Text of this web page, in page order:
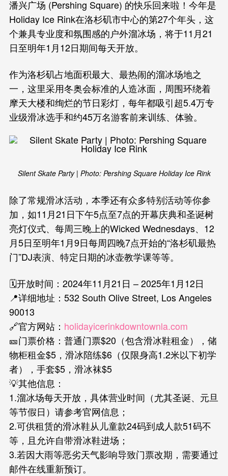
潘兴广场 (Pershing Square) 的快乐回来啦！今年是
Holiday Ice Rink在洛杉矶市中心的第27个年头，这
个兼具专业度和氛围感的户外溜冰场，将于11月21
日至明年1月12日期间每天开放。
作为洛杉矶占地面积最大、最热闹的溜冰场地之
一，这里采用冬奥会标准的人造冰面，周围环绕着
摩天大楼和绚烂的节日彩灯，每年都吸引超5.4万专
业级滑冰选手和约45万名游客前来训练、体验。
Silent Skate Party | Photo: Pershing Square Holiday Ice Rink
除了常规滑冰活动，本季还有众多特别活动等你参
加，如11月21日下午5点至7点的开幕庆典和圣诞树
亮灯仪式、每周三晚上的Wicked Wednesdays、12
月5日至明年1月9日每周四晚7点开始的“洛杉矶最热
门”DJ表演、特定日期的冰壶教学课等等。
🗓️开放时间：2024年11月21日 – 2025年1月12日
📍详细地址：532 South Olive Street, Los Angeles
90013
🔗官方网站： holidayicerinkdowntownla.com
🎫门票价格：普通门票$20（包含滑冰鞋租金），储
物柜租金$5，滑冰陪练$6（仅限身高1.2米以下初学
者），手套$5，滑冰袜$5
💡其他信息：
1.溜冰场每天开放，具体营业时间（尤其圣诞、元旦
等节假日）请参考官网信息；
2.可供租赁的滑冰鞋从儿童款24码到成人款51码不
等，且允许自带滑冰鞋进场；
3.若因大雨等恶劣天气影响导致门票改期，需要通过
邮件在线重新预订。